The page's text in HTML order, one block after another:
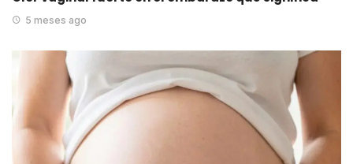
5 meses ago